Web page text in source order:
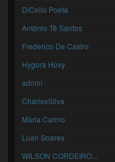
DiCello Poeta
António Tê Santos
Frederico De Castro
Hygora Hoxy
admin
CharlesSilva
Maria Carmo
Luan Soares
WILSON CORDEIRO...